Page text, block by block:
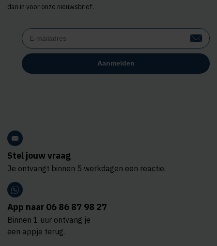
dan in voor onze nieuwsbrief.
Stel jouw vraag
Je ontvangt binnen 5 werkdagen een reactie.
App naar 06 86 87 98 27
Binnen 1 uur ontvang je
een appje terug.